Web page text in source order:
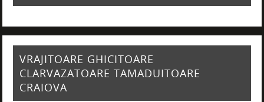
VRAJITOARE GHICITOARE
CLARVAZATOARE TAMADUITOARE
CRAIOVA